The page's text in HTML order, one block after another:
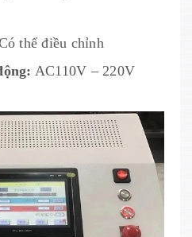
thể điều chỉnh
AC110V – 220V